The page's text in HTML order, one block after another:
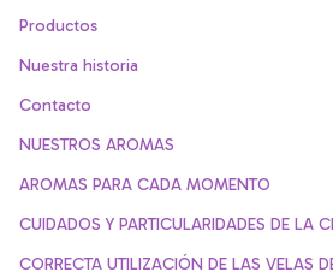
Productos
Nuestra historia
Contacto
NUESTROS AROMAS
AROMAS PARA CADA MOMENTO
CUIDADOS Y PARTICULARIDADES DE LA
CORRECTA UTILIZACIÓN DE LAS VELAS